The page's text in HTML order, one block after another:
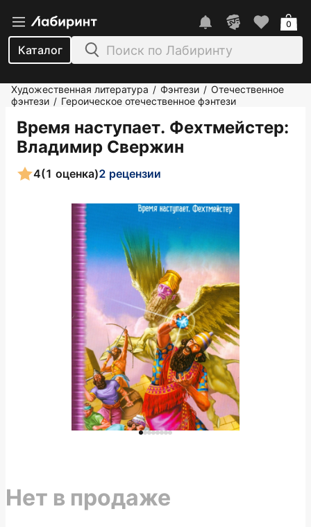
Каталог
0
Художественная литература / Фэнтези / Отечественное
фэнтези / Героическое отечественное фэнтези
Время наступает. Фехтмейстер:
Владимир Свержин
4(1 оценка)2 рецензии
Нет в продаже